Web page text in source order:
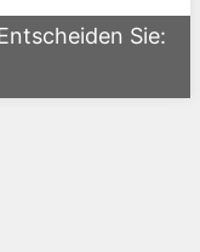
Sie: